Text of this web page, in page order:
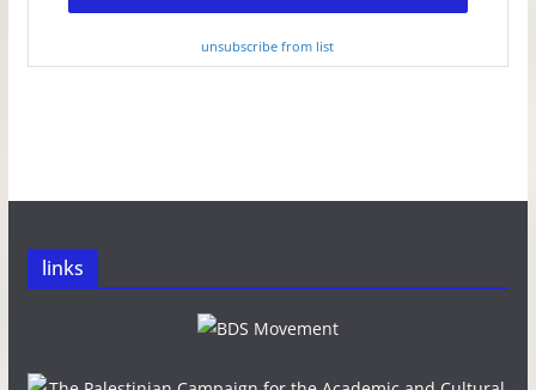
unsubscribe from list
links